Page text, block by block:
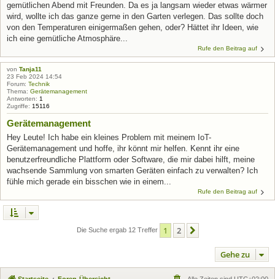
gemütlichen Abend mit Freunden. Da es ja langsam wieder etwas wärmer
wird, wollte ich das ganze gerne in den Garten verlegen. Das sollte doch
von den Temperaturen einigermaßen gehen, oder? Hättet ihr Ideen, wie
ich eine gemütliche Atmosphäre...
Rufe den Beitrag auf
von Tanja11
23 Feb 2024 14:54
Forum: Technik
Thema: Gerätemanagement
Antworten: 1
Zugriffe: 15116
Gerätemanagement
Hey Leute! Ich habe ein kleines Problem mit meinem IoT-
Gerätemanagement und hoffe, ihr könnt mir helfen. Kennt ihr eine
benutzerfreundliche Plattform oder Software, die mir dabei hilft, meine
wachsende Sammlung von smarten Geräten einfach zu verwalten? Ich
fühle mich gerade ein bisschen wie in einem...
Rufe den Beitrag auf
Die Suche ergab 12 Treffer 1 2
Gehe zu